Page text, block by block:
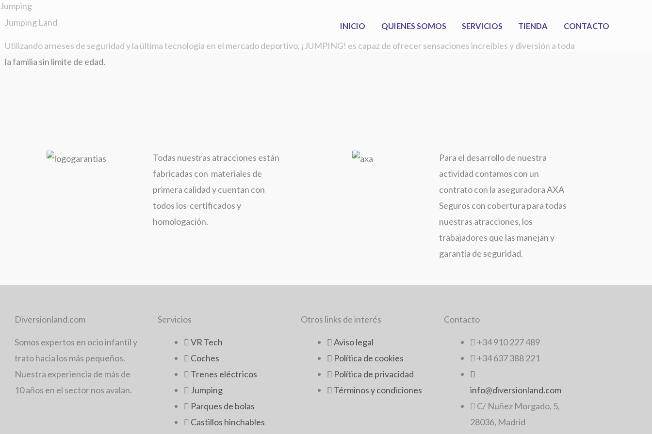
Ir
al
INICIO QUIENES SOMOS SERVICIOS TIENDA CONTACTO
Jumping
Jumping Land
Utilizando arneses de seguridad y la última tecnología en el mercado deportivo, ¡JUMPING! es capaz de ofrecer sensaciones increíbles y diversión a toda
la familia sin limite de edad.
Todas nuestras atracciones están
fabricadas con materiales de
primera calidad y cuentan con
todos los certificados y
homologación.
Para el desarrollo de nuestra
actividad contamos con un
contrato con la aseguradora AXA
Seguros con cobertura para todas
nuestras atracciones, los
trabajadores que las manejan y
garantía de seguridad.
Diversionland.com
Somos expertos en ocio infantil y
trato hacia los más pequeños.
Nuestra experiencia de más de
10 años en el sector nos avalan.
Servicios
VR Tech
Coches
Trenes eléctricos
Jumping
Parques de bolas
Castillos hinchables
Otros links de interés
Aviso legal
Política de cookies
Política de privacidad
Términos y condiciones
Contacto
+34 910 227 489
+34 637 388 221
info@diversionland.com
C/ Nuñez Morgado, 5,
28036, Madrid